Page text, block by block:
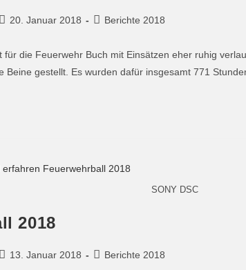
20. Januar 2018 Berichte 2018
für die Feuerwehr Buch mit Einsätzen eher ruhig
Beine gestellt. Es wurden dafür insgesamt 771
SONY DSC
2018
13. Januar 2018 Berichte 2018